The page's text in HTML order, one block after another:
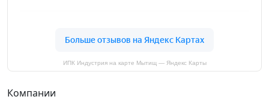
ИПК Индустрия на карте Мытищ — Яндекс Карты
Компании